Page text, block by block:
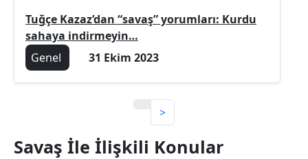
Tuğçe Kazaz’dan “savaş” yorumları: Kurdu
sahaya indirmeyin…
Genel
31 Ekim 2023
>
Savaş İle İlişkili Konular